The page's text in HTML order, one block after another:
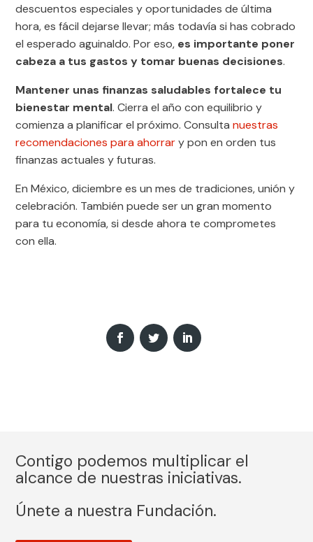
descuentos especiales y oportunidades de última
hora, es fácil dejarse llevar; más todavía si has cobrado
el esperado aguinaldo. Por eso, es importante poner
cabeza a tus gastos y tomar buenas decisiones.
Mantener unas finanzas saludables fortalece tu
bienestar mental. Cierra el año con equilibrio y
comienza a planificar el próximo. Consultanuestras
recomendaciones para ahorrary pon en orden tus
finanzas actuales y futuras.
En México, diciembre es un mes de tradiciones, unión y
celebración. También puede ser un gran momento
para tu economía, si desde ahora te comprometes
con ella.
Contigo podemos multiplicar el
alcance de nuestras iniciativas.
Únete a nuestra Fundación.